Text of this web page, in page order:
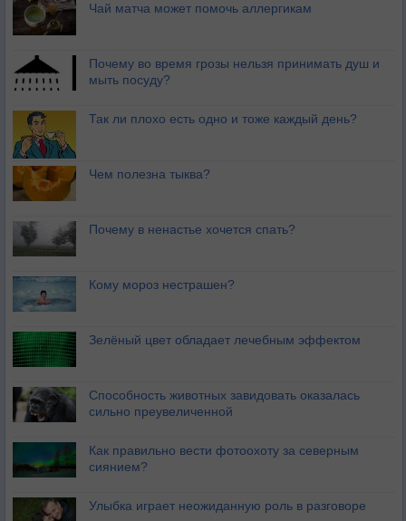
Чай матча может помочь аллергикам
Почему во время грозы нельзя принимать душ и
мыть посуду?
Так ли плохо есть одно и тоже каждый день?
Чем полезна тыква?
Почему в ненастье хочется спать?
Кому мороз нестрашен?
Зелёный цвет обладает лечебным эффектом
Способность животных завидовать оказалась
сильно преувеличенной
Как правильно вести фотоохоту за северным
сиянием?
Улыбка играет неожиданную роль в разговоре